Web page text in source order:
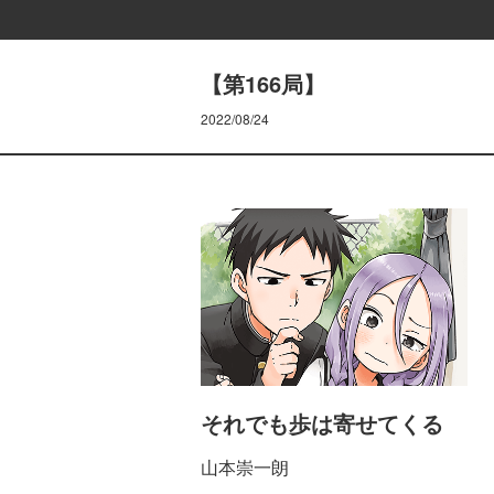
【第166局】
2022/08/24
それでも歩は寄せてくる
山本崇一朗